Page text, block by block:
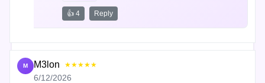
👍 4 Reply
M M3lon ★★★★★
6/12/2026